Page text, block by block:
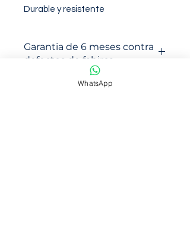
Durable y resistente
Garantia de 6 meses contra
defectos de fabirca
WhatsApp